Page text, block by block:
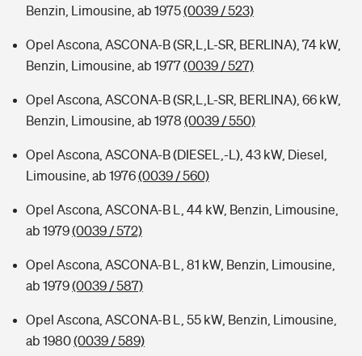
Benzin, Limousine, ab 1975(0039 / 523)
Opel Ascona, ASCONA-B (SR,L,L-SR, BERLINA), 74 kW,
Benzin, Limousine, ab 1977(0039 / 527)
Opel Ascona, ASCONA-B (SR,L,L-SR, BERLINA), 66 kW,
Benzin, Limousine, ab 1978 (0039 / 550)
Opel Ascona, ASCONA-B (DIESEL,-L), 43 kW, Diesel,
Limousine, ab 1976(0039 / 560)
Opel Ascona, ASCONA-B L, 44 kW, Benzin, Limousine,
ab 1979(0039 / 572)
Opel Ascona, ASCONA-B L, 81 kW, Benzin, Limousine,
ab 1979(0039 / 587)
Opel Ascona, ASCONA-B L, 55 kW, Benzin, Limousine,
ab 1980(0039 / 589)